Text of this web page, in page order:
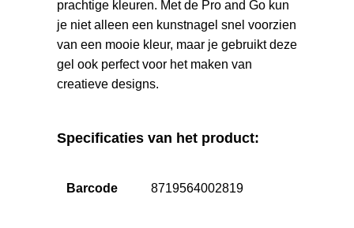
prachtige kleuren. Met de Pro and Go kun
je niet alleen een kunstnagel snel voorzien
van een mooie kleur, maar je gebruikt deze
gel ook perfect voor het maken van
creatieve designs.
Specificaties van het product:
Barcode 8719564002819